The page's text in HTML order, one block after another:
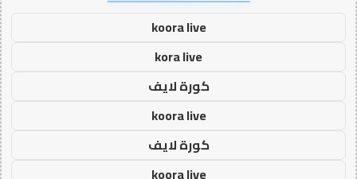
koora live
kora live
كورة لايف
koora live
كورة لايف
koora live